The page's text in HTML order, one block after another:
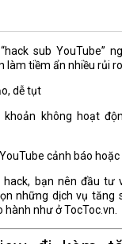
sub YouTube”
làm tiềm ẩn nhiều rủi
dễ tụt
không hoạt
cảnh báo
bạn nên đầu tư
những dịch vụ tăng
hành như ở TocToc.vn.